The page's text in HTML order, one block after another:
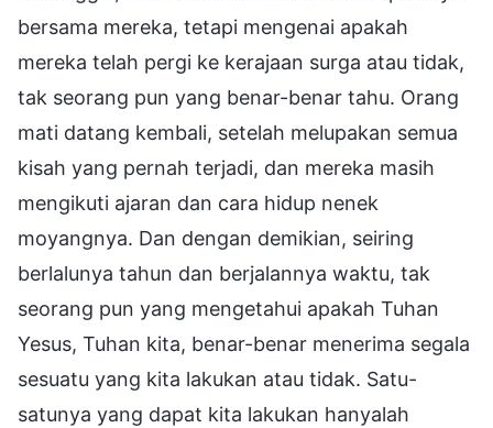
bersama mereka, tetapi mengenai apakah
mereka telah pergi ke kerajaan surga atau tidak,
tak seorang pun yang benar-benar tahu. Orang
mati datang kembali, setelah melupakan semua
kisah yang pernah terjadi, dan mereka masih
mengikuti ajaran dan cara hidup nenek
moyangnya. Dan dengan demikian, seiring
berlalunya tahun dan berjalannya waktu, tak
seorang pun yang mengetahui apakah Tuhan
Yesus, Tuhan kita, benar-benar menerima segala
sesuatu yang kita lakukan atau tidak. Satu-
satunya yang dapat kita lakukan hanyalah